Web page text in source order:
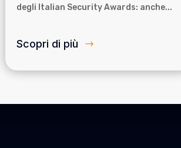
degli Italian Security Awards: anche...
Scopri di più